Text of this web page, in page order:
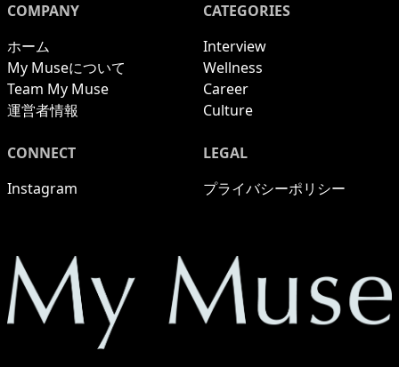
COMPANY
ホーム
My Museについて
Team My Muse
運営者情報
CATEGORIES
Interview
Wellness
Career
Culture
CONNECT
Instagram
LEGAL
プライバシーポリシー